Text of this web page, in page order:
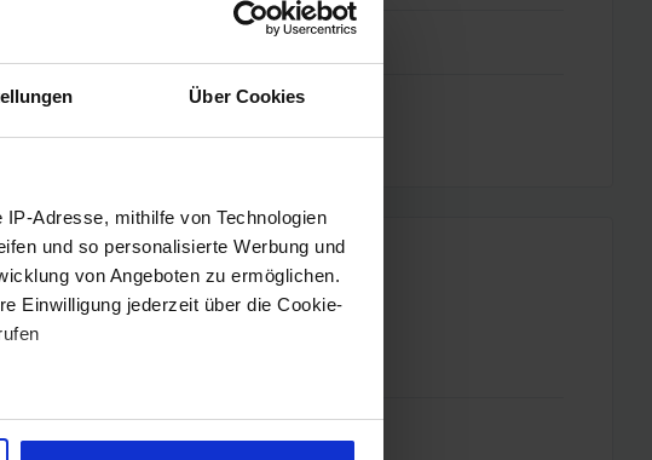
Über Cookies
Adresse, mithilfe von Technologien
und so personalisierte Werbung und
von Angeboten zu ermöglichen.
Einwilligung jederzeit über die Cookie-
genau sein können